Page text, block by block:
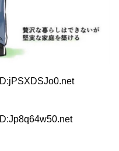
ID:jPSXDSJo0.net
ID:Jp8q64w50.net